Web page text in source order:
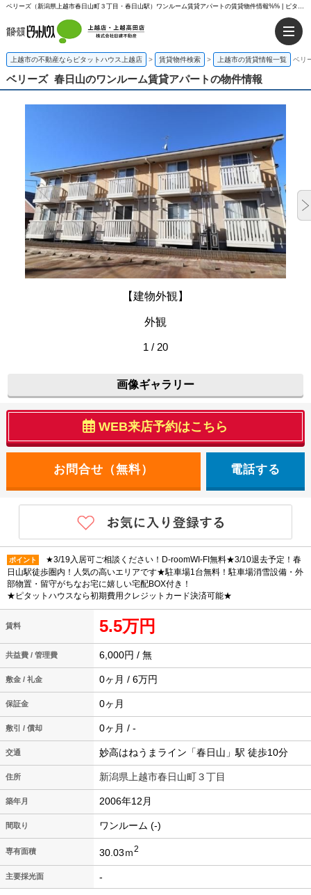
ベリーズ（新潟県上越市春日山町３丁目・春日山駅）ワンルーム賃貸アパートの賃貸物件情報%% | ピタットハウス上越店
上越市の不動産ならピタットハウス上越店 > 賃貸物件検索 > 上越市の賃貸情報一覧 ベリ
ベリーズ 春日山のワンルーム賃貸アパートの物件情報
【建物外観】
外観
1 / 20
画像ギャラリー
WEB来店予約はこちら
電話する
ポイント
★3/19入居可ご相談ください！D-roomWI-FI無料★3/10退去予定！春
日山駅徒歩圏内！人気の高いエリアです★駐車場1台無料！駐車場消雪設備・外
部物置・留守がちなお宅に嬉しい宅配BOX付き！
★ピタットハウスなら初期費用クレジットカード決済可能★
賃料 5.5万円
共益費 / 管理費 6,000円 / 無
敷金 / 礼金 0ヶ月 / 6万円
保証金 0ヶ月
敷引 / 償却 0ヶ月 / -
交通 妙高はねうまライン「春日山」駅 徒歩10分
住所 新潟県上越市春日山町３丁目
築年月 2006年12月
間取り ワンルーム (-)
専有面積 30.03ｍ2
主要採光面 -